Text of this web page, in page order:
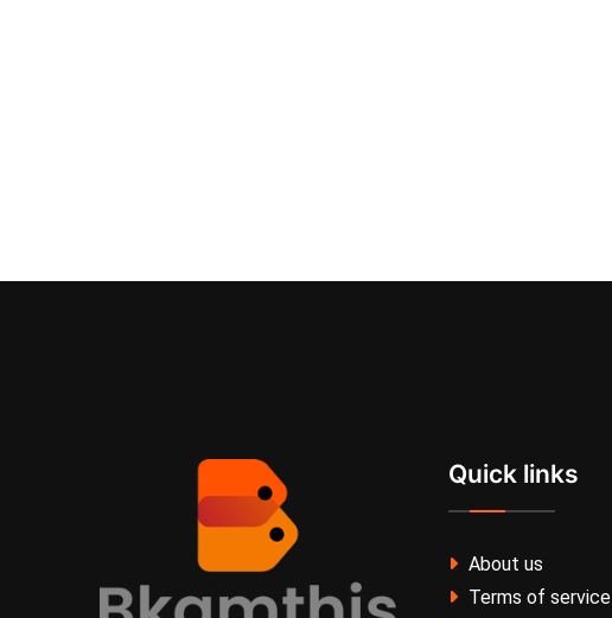
Quick links
About us
Terms of service